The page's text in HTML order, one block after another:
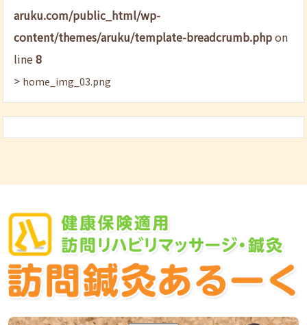
aruku.com/public_html/wp-
content/themes/aruku/template-breadcrumb.phpon
line8
> home_img_03.png